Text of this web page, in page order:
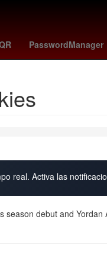
PasswordManager
Brasil Argentina
real. Activa las
season debut and